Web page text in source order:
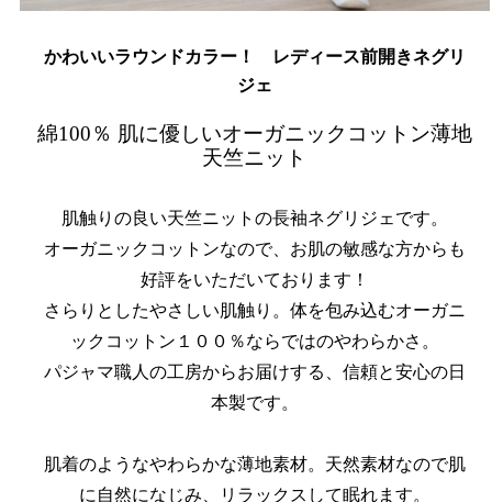
かわいいラウンドカラー！ レディース前開きネグリ
ジェ
綿100％ 肌に優しいオーガニックコットン薄地
天竺ニット
肌触りの良い天竺ニットの長袖ネグリジェです。
オーガニックコットンなので、お肌の敏感な方からも
好評をいただいております！
さらりとしたやさしい肌触り。体を包み込むオーガニ
ックコットン１００％ならではのやわらかさ。
パジャマ職人の工房からお届けする、信頼と安心の日
本製です。
肌着のようなやわらかな薄地素材。天然素材なので肌
に自然になじみ、リラックスして眠れます。